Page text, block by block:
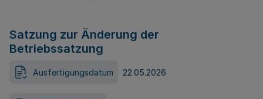
Satzung zur Änderung der
Betriebssatzung
Ausfertigungsdatum 22.05.2026